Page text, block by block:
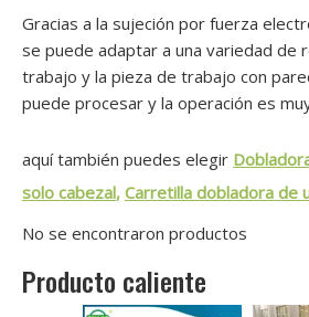
Gracias a la sujeción por fuerza
se puede adaptar a una variedad de
trabajo y la pieza de trabajo con
puede procesar y la operación es
aquí también puedes elegir
solo cabezal, Carretilla dobladora de
No se encontraron productos
Producto caliente